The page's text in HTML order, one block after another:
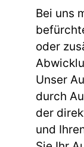
Bei uns
oder
Unser
durch
der
und